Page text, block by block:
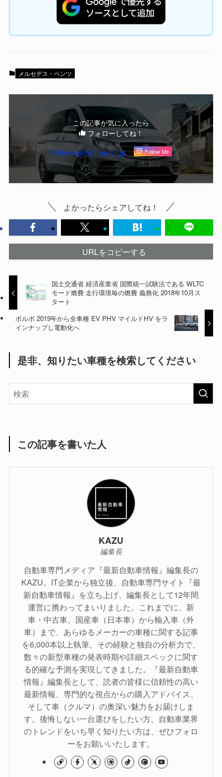
メルセデス・ベンツ
この記事が気に入ったら
フォローしてね！
Follow @car_repo_jp Follow Me
よかったらシェアしてね！
URLをコピーする
国土交通省 経済産業省 国際統一試験法である WLTC
モード燃費 走行環境毎の燃費 義務化 2018年10月ス
タート
ボルボ 2019年から全車種 EV PHV マイルドHV をラ
インナップし電動化へ
是非、知りたい車種を検索してください
この記事を書いた人
KAZU
編集長
自動車専門メディア『最新自動車情報』編集長の
KAZU。IT企業から独立後、自動車専門サイト『最
新自動車情報』を立ち上げ、編集長として12年間
運営に携わってまいりました。これまでに、新
車・中古車、国産車（日本車）から輸入車（外
車）まで、あらゆるメーカーの車種に関する記事
を6,000本以上執筆。その経験と独自の分析力で、
数々の新型車種の発表時期や詳細スペックに関す
る的確な予測を実現してきました。『最新自動車
情報』編集長として、読者の皆様に信頼性の高い
最新情報、専門的な視点からの購入アドバイス、
そして車（クルマ）の奥深い魅力をお届けしま
す。後悔しない一台選びをしたい方、自動車業界
のトレンドをいち早く知りたい方は、ぜひフォロ
ーをお願いいたします。